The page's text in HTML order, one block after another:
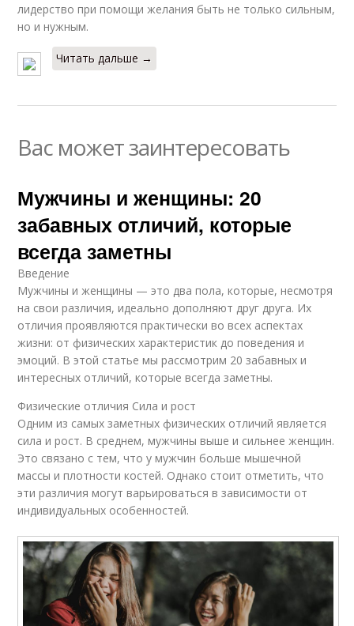
лидерство при помощи желания быть не только сильным,
но и нужным.
Читать дальше →
Вас может заинтересовать
Мужчины и женщины: 20
забавных отличий, которые
всегда заметны
Введение
Мужчины и женщины — это два пола, которые, несмотря
на свои различия, идеально дополняют друг друга. Их
отличия проявляются практически во всех аспектах
жизни: от физических характеристик до поведения и
эмоций. В этой статье мы рассмотрим 20 забавных и
интересных отличий, которые всегда заметны.
Физические отличия Сила и рост
Одним из самых заметных физических отличий является
сила и рост. В среднем, мужчины выше и сильнее женщин.
Это связано с тем, что у мужчин больше мышечной
массы и плотности костей. Однако стоит отметить, что
эти различия могут варьироваться в зависимости от
индивидуальных особенностей.